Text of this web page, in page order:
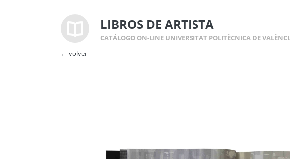
LIBROS DE ARTISTA
CATÁLOGO ON-LINE UNIVERSITAT POLITÈCNICA DE
← volver